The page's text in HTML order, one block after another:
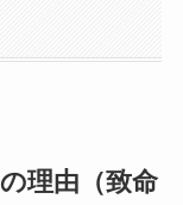
理由（致命